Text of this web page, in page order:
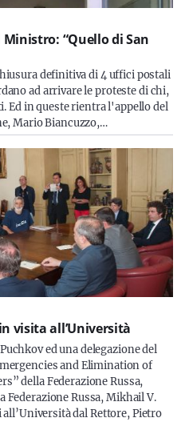
“Quello di San
definitiva di 4 uffici postali
ad arrivare le proteste di chi,
Ed in queste rientra l'appello del
Mario Biancuzzo,…
visita all’Università
ed una delegazione del
and Elimination of
della Federazione Russa,
Federazione Russa, Mikhail V.
dal Rettore, Pietro